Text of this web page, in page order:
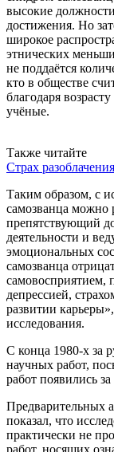
высокие
достижения. Но
широкое
этнических
не поддаётся
кто в обществе
благодаря
учёные.
Также читайте
Страх
Таким образом, с
самозванца можно
препятствующий
деятельности и
эмоциональных
самозванца
самовосприятием,
депрессией,
развитии
исследования.
С конца 1980-х за
научных работ,
работ появились
показал, что
практически не
работ, носящих